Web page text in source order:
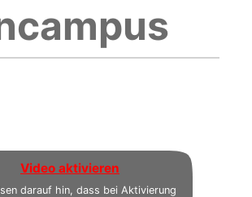
Video aktivieren
darauf hin, dass bei Aktivierung